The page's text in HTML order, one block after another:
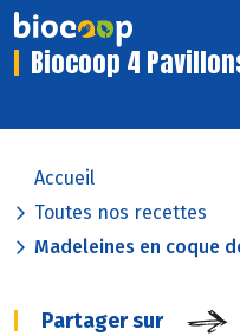
Biocoop 4
Accueil
Toutes nos recettes
Madeleines en coque
Partager sur